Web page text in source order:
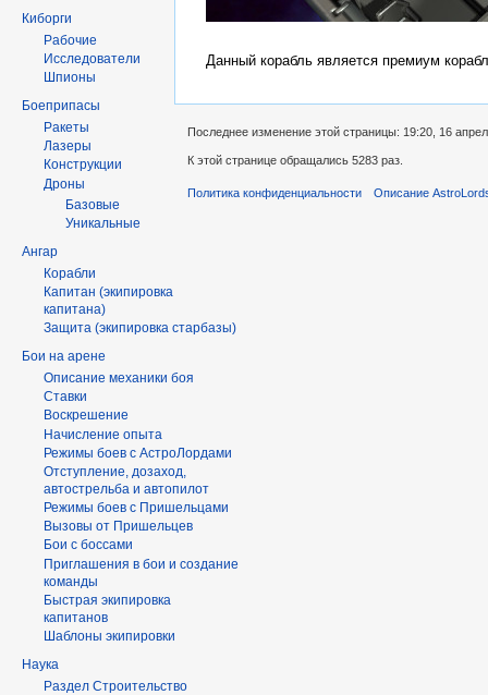
Данный корабль является премиум
Киборги
Рабочие
Исследователи
Шпионы
Боеприпасы
Ракеты
Лазеры
Конструкции
Дроны
Базовые
Уникальные
Ангар
Корабли
Капитан (экипировка
капитана)
Защита (экипировка старбазы)
Бои на арене
Описание механики боя
Ставки
Воскрешение
Начисление опыта
Режимы боев с АстроЛордами
Отступление, дозаход,
автострельба и автопилот
Режимы боев с Пришельцами
Вызовы от Пришельцев
Бои с боссами
Приглашения в бои и создание
команды
Быстрая экипировка
капитанов
Шаблоны экипировки
Наука
Раздел Строительство
Последнее изменение этой страницы: 19:20, 16
К этой странице обращались 5283 раз.
Политика конфиденциальности Описание